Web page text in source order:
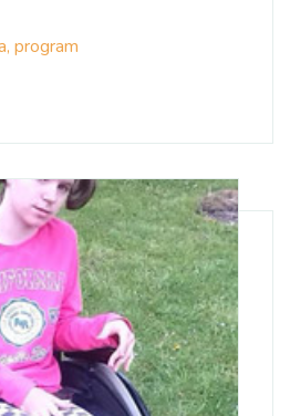
program